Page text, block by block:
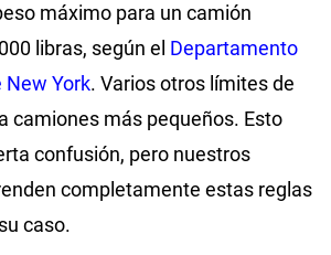
máximo para un camión
libras, según el Departamento
New York. Varios otros límites de
camiones más pequeños. Esto
confusión, pero nuestros
completamente estas reglas
caso.